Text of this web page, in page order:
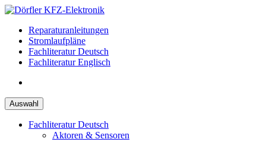
Zum
springenReparaturanleitungen
Stromlaufpläne
Fachliteratur Deutsch
Fachliteratur Englisch
Auswahl
Fachliteratur Deutsch
Aktoren & Sensoren